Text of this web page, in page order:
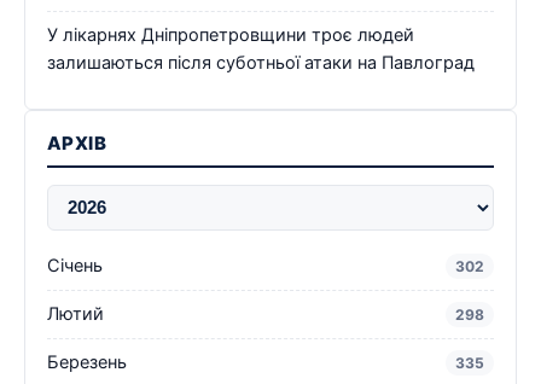
У лікарнях Дніпропетровщини троє людей
залишаються після суботньої атаки на Павлоград
АРХІВ
Січень 302
Лютий 298
Березень 335